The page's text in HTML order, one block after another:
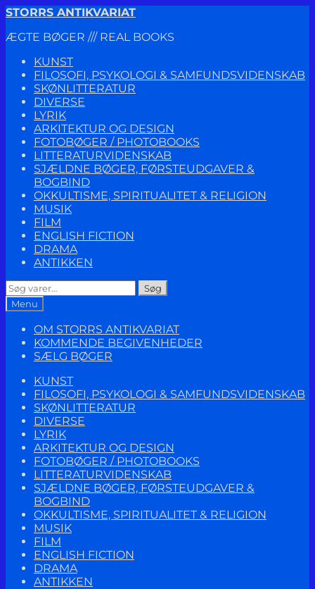
Spring
navigation
Spring
indhold
STORRS ANTIKVARIAT
ÆGTE BØGER /// REAL BOOKS
KUNST
FILOSOFI, PSYKOLOGI & SAMFUNDSVIDENSKAB
SKØNLITTERATUR
DIVERSE
LYRIK
ARKITEKTUR OG DESIGN
FOTOBØGER / PHOTOBOOKS
LITTERATURVIDENSKAB
SJÆLDNE BØGER, FØRSTEUDGAVER &
BOGBIND
OKKULTISME, SPIRITUALITET & RELIGION
MUSIK
FILM
ENGLISH FICTION
DRAMA
ANTIKKEN
Søg
efter:
Søg
Menu
OM STORRS ANTIKVARIAT
KOMMENDE BEGIVENHEDER
SÆLG BØGER
KUNST
FILOSOFI, PSYKOLOGI & SAMFUNDSVIDENSKAB
SKØNLITTERATUR
DIVERSE
LYRIK
ARKITEKTUR OG DESIGN
FOTOBØGER / PHOTOBOOKS
LITTERATURVIDENSKAB
SJÆLDNE BØGER, FØRSTEUDGAVER &
BOGBIND
OKKULTISME, SPIRITUALITET & RELIGION
MUSIK
FILM
ENGLISH FICTION
DRAMA
ANTIKKEN